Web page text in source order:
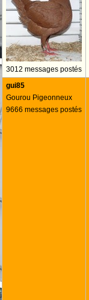
3012 messages postés
gui85
Gourou Pigeonneux
9666 messages postés